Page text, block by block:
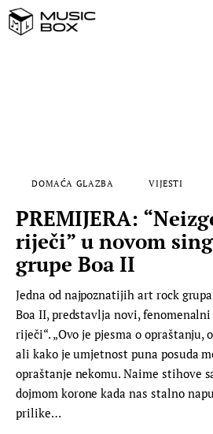
FILM
MUSIC BOX
DOMAĆA GLAZBA VIJESTI
PREMIJERA:
riječi” u novom
grupe Boa II
Jedna od najpoznatijih art rock
Boa II, predstavlja novi,
riječi“. „Ovo je pjesma o opraštanju,
ali kako je umjetnost puna posuda
opraštanje nekomu. Naime stihove
dojmom korone kada nas stalno
prilike…